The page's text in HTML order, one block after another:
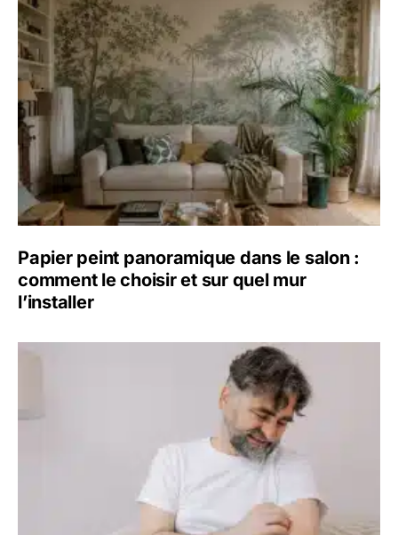
Papier peint panoramique dans le salon :
comment le choisir et sur quel mur
l’installer